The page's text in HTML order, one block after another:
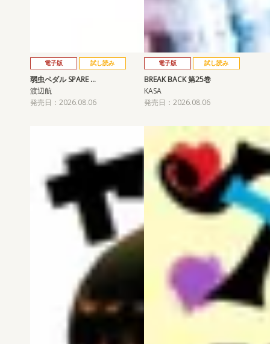
電子版 試し読み
弱虫ペダル SPARE …
渡辺航
発売日：2026.08.06
電子版 試し読み
BREAK BACK 第25巻
KASA
発売日：2026.08.06